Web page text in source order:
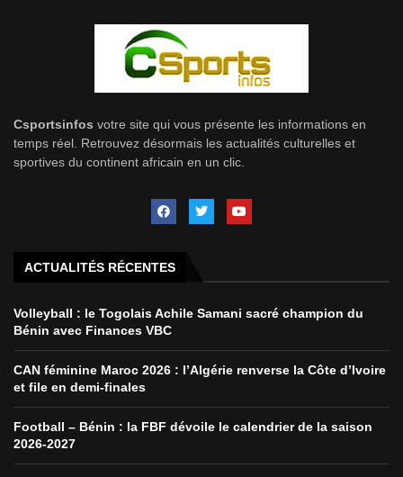
Csportsinfos votre site qui vous présente les informations en
temps réel. Retrouvez désormais les actualités culturelles et
sportives du continent africain en un clic.
ACTUALITÉS RÉCENTES
Volleyball : le Togolais Achile Samani sacré champion du
Bénin avec Finances VBC
CAN féminine Maroc 2026 : l’Algérie renverse la Côte d’Ivoire
et file en demi-finales
Football – Bénin : la FBF dévoile le calendrier de la saison
2026-2027